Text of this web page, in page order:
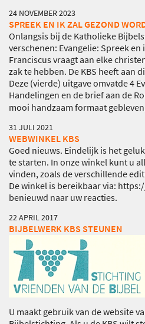
24 NOVEMBER 2023
SPREEK EN IK ZAL GEZOND
Onlangsis bij de Katholieke
verschenen: Evangelie: Spreek
Franciscus vraagt aan elke
zak te hebben. De KBS heeft aan
Deze (vierde) uitgave omvatde 4
Handelingen en de brief aan de
mooi handzaam formaat
31 JULI 2021
WEBWINKEL KBS
Goed nieuws. Eindelijk is het
te starten. In onze winkel kunt u
vinden, zoals de verschillende
De winkel is bereikbaar via:
benieuwd naar uw reacties.
22 APRIL 2017
BIJBELWERK KBS STEUNEN
U maakt gebruik van de website